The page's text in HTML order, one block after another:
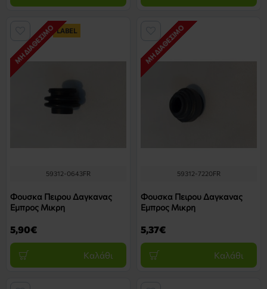
LABEL
ΜΗ ΔΙΑΘΈΣΙΜΟ
59312-0643FR
Φουσκα Πειρου Δαγκανας
Εμπρος Μικρη
5,90€
Καλάθι
ΜΗ ΔΙΑΘΈΣΙΜΟ
59312-7220FR
Φουσκα Πειρου Δαγκανας
Εμπρος Μικρη
5,37€
Καλάθι